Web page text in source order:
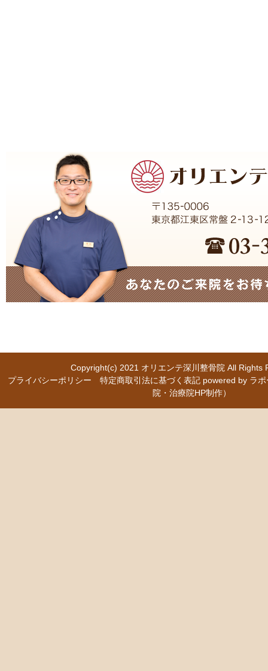
Copyright(c) 2021 オリエンテ深川整骨院 All
プライバシーポリシー
特定商取引法に基づく表記 powered by ラ
院・治療院HP制作）